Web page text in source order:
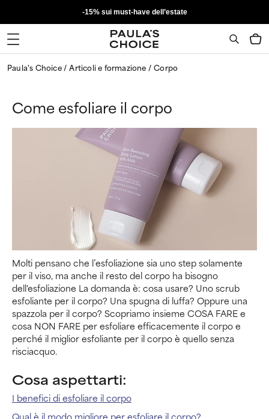
-15% sui must-have dell’estate
Paula's Choice Articoli e formazione Corpo
Come esfoliare il corpo
Molti pensano che l’esfoliazione sia uno step solamente
per il viso, ma anche il resto del corpo ha bisogno
dell'esfoliazione La domanda è: cosa usare? Uno scrub
esfoliante per il corpo? Una spugna di luffa? Oppure una
spazzola per il corpo? Scopriamo insieme COSA FARE e
cosa NON FARE per esfoliare efficacemente il corpo e
perché il miglior esfoliante per il corpo è quello senza
risciacquo.
Cosa aspettarti:
I benefici di esfoliare il corpo